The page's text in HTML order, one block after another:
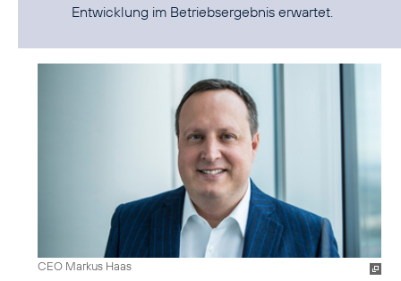
Entwicklung im Betriebsergebnis erwartet.
CEO Markus Haas